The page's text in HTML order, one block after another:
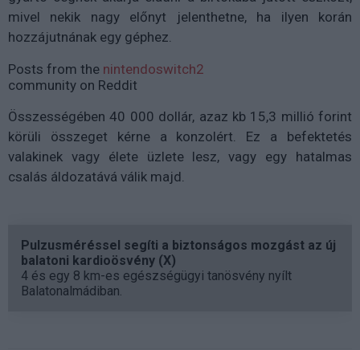
mivel nekik nagy előnyt jelenthetne, ha ilyen korán
hozzájutnának egy géphez.
Posts from the nintendoswitch2
community on Reddit
Összességében 40 000 dollár, azaz kb 15,3 millió forint
körüli összeget kérne a konzolért. Ez a befektetés
valakinek vagy élete üzlete lesz, vagy egy hatalmas
csalás áldozatává válik majd.
Pulzusméréssel segíti a biztonságos mozgást az új
balatoni kardioösvény (X)
4 és egy 8 km-es egészségügyi tanösvény nyílt
Balatonalmádiban.